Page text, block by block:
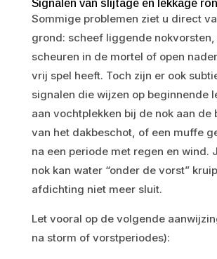
Signalen van slijtage en lekkage
Sommige problemen ziet u direct
grond: scheef liggende
scheuren in de mortel of open
vrij spel heeft. Toch zijn er ook
signalen die wijzen op beginnende
aan vochtplekken bij de nok aan de
van het dakbeschot, of een muffe
na een periode met regen en wind.
nok kan water “onder de vorst”
afdichting niet meer sluit.
Let vooral op de volgende
na storm of vorstperiodes):